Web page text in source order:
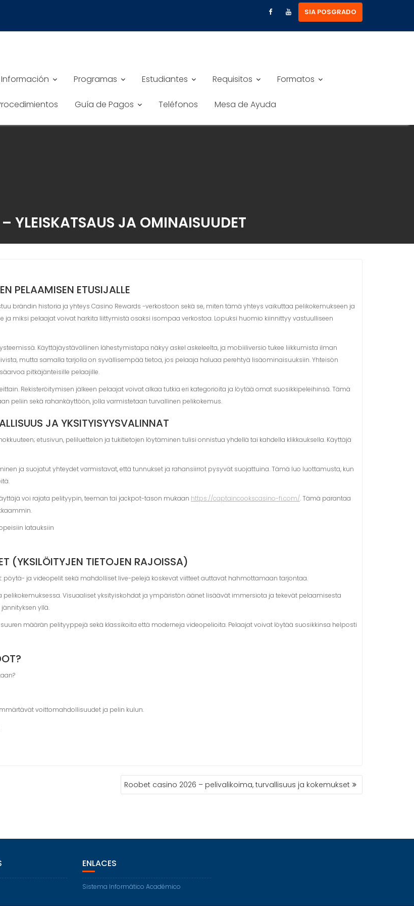
SIA POSGRADO
Información Programas Estudiantes Requisitos Formatos
Guía de Pagos Teléfonos Mesa de Ayuda
YLEISKATSAUS JA OMINAISUUDET
PELAAMISEN ETUSIJALLE
brändin historia ja yhteys Casino Rewards -verkostoon sekä se, miten tämä yhteys vaikuttaa pelikokemukseen ja
ja miksi pelaajat voivat harkita liittymistä osaksi isompaa verkostoa. Lopuksi huomio kiinnittyy vastuulliseen
Käyttäjäystävällinen lähestymistapa näkyy askel askeleelta, ja mobiiliversio tukee liikkumista ilman
mutta samalla tarjolla on syvällisempää tietoa, jos pelaaja haluaa perehtyä lisäominaisuuksiin. Yhteisön
pitkäjänteisille pelaajille.
Rekisteröitymisen jälkeen pelaajat voivat alkaa tutkia eri kategorioita ja löytää omat suosikkipeleihinsä. Tämä
peliin sekä rahankäyttöön, jolla varmistetaan turvallinen pelikokemus.
JA YKSITYISYYSVALINNAT
etusivun, peliluettelon ja tukitietojen löytäminen tulisi onnistua yhdellä tai kahdella klikkauksella. Käyttäjä
ja suojatut yhteydet varmistavat, että tunnukset ja rahansiirrot pysyvät suojattuina. Tämä luo luottamusta, kun
voi rajata pelityypin, teeman tai jackpot-tason mukaan https://captaincookscasino-fi.com/. Tämä parantaa
latauksiin
(YKSILÖITYJEN TIETOJEN RAJOISSA)
ja videopelit sekä mahdolliset live-pelejä koskevat viitteet auttavat hahmottamaan tarjontaa.
Visuaaliset yksityiskohdat ja ympäristön äänet lisäävät immersiota ja tekevät pelaamisesta
yllä.
määrän pelityyppejä sekä klassikoita että moderneja videopelioita. Pelaajat voivat löytää suosikkinsa helposti
voittomahdollisuudet ja pelin kulun.
Roobet casino 2026 – pelivalikoima, turvallisuus ja kokemukset
ENLACES
Sistema Informático Académico